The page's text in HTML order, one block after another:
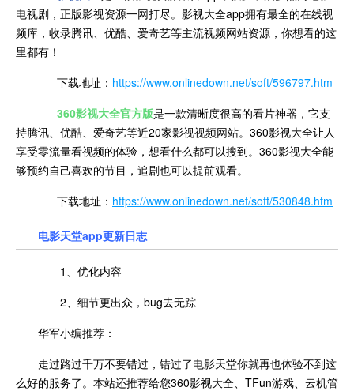
电视剧，正版影视资源一网打尽。影视大全app拥有最全的在线视
频库，收录腾讯、优酷、爱奇艺等主流视频网站资源，你想看的这
里都有！
下载地址： https://www.onlinedown.net/soft/596797.htm
360影视大全官方版是一款清晰度很高的看片神器，它支
持腾讯、优酷、爱奇艺等近20家影视视频网站。360影视大全让人
享受零流量看视频的体验，想看什么都可以搜到。360影视大全能
够预约自己喜欢的节目，追剧也可以提前观看。
下载地址： https://www.onlinedown.net/soft/530848.htm
电影天堂app更新日志
1、优化内容
2、细节更出众，bug去无踪
华军小编推荐：
走过路过千万不要错过，错过了电影天堂你就再也体验不到这
么好的服务了。本站还推荐给您360影视大全、TFun游戏、云机管